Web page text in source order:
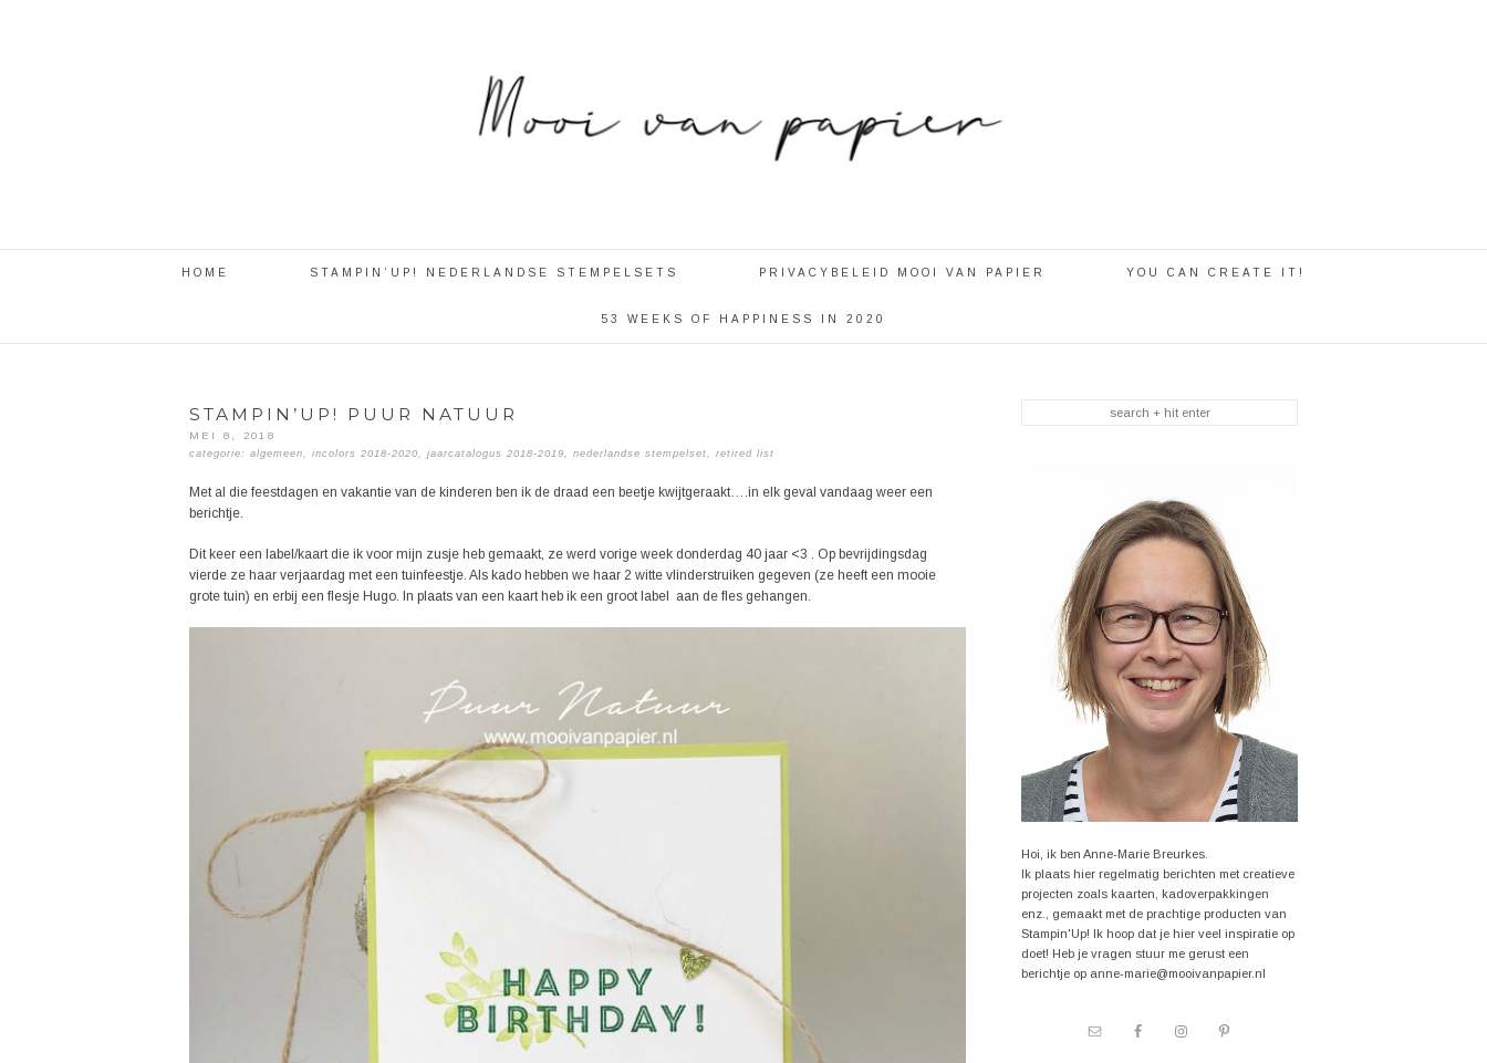
HOME STAMPIN’UP! NEDERLANDSE STEMPELSETS PRIVACYBELEID MOOI VAN PAPIER YOU CAN CREATE IT!
53 WEEKS OF HAPPINESS IN 2020
STAMPIN’UP! PUUR NATUUR
MEI 8, 2018
categorie: algemeen, incolors 2018-2020, jaarcatalogus 2018-2019, nederlandse stempelset, retired list
Met al die feestdagen en vakantie van de kinderen ben ik de draad een beetje kwijtgeraakt….in elk geval vandaag weer een
berichtje.
Dit keer een label/kaart die ik voor mijn zusje heb gemaakt, ze werd vorige week donderdag 40 jaar <3 . Op bevrijdingsdag
vierde ze haar verjaardag met een tuinfeestje. Als kado hebben we haar 2 witte vlinderstruiken gegeven (ze heeft een mooie
grote tuin) en erbij een flesje Hugo. In plaats van een kaart heb ik een groot label aan de fles gehangen.
Hoi, ik ben Anne-Marie Breurkes.
Ik plaats hier regelmatig berichten met creatieve
projecten zoals kaarten, kadoverpakkingen
enz., gemaakt met de prachtige producten van
Stampin'Up! Ik hoop dat je hier veel inspiratie op
doet! Heb je vragen stuur me gerust een
berichtje op anne-marie@mooivanpapier.nl